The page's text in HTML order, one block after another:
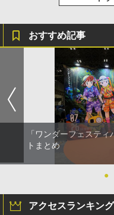
おすすめ記事
「ワンダーフェステ
トまとめ
●
アクセスランキング